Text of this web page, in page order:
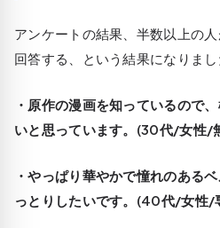
アンケートの結果、半数以上の
回答する、という結果になりまし
・原作の漫画を知っているので
いと思っています。(30代/女性/
・やっぱり華やかで憧れのある
っとりしたいです。(40代/女性/